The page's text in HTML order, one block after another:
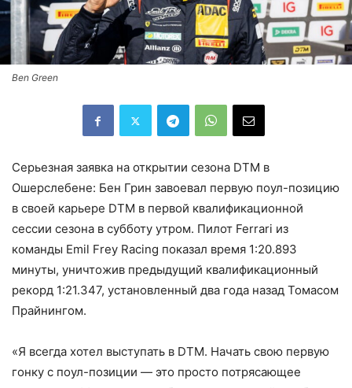
Ben Green
Серьезная заявка на открытии сезона DTM в
Ошерслебене: Бен Грин завоевал первую поул-позицию
в своей карьере DTM в первой квалификационной
сессии сезона в субботу утром. Пилот Ferrari из
команды Emil Frey Racing показал время 1:20.893
минуты, уничтожив предыдущий квалификационный
рекорд 1:21.347, установленный два года назад Томасом
Прайнингом.
«Я всегда хотел выступать в DTM. Начать свою первую
гонку с поул-позиции — это просто потрясающее